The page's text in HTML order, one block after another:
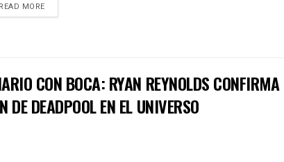
READ MORE
CON BOCA: RYAN REYNOLDS CONFIRMA
DE DEADPOOL EN EL UNIVERSO